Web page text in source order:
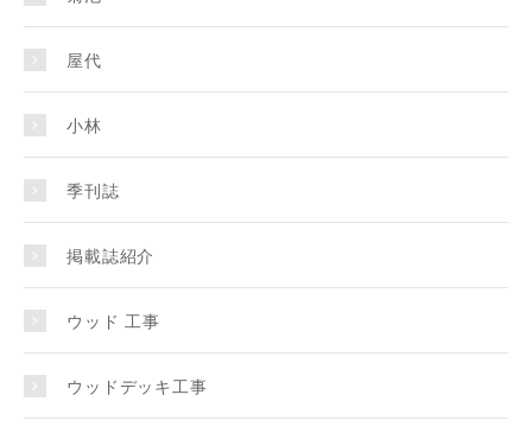
屋代
小林
季刊誌
掲載誌紹介
ウッド 工事
ウッドデッキ工事